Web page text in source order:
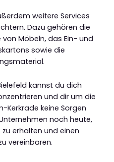
weitere Services
Dazu gehören die
Möbeln, das Ein- und
sowie die
kannst du dich
und dir um die
Kerkrade keine Sorgen
noch heute,
erhalten und einen
vereinbaren.